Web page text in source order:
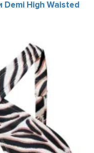
Demi High Waisted